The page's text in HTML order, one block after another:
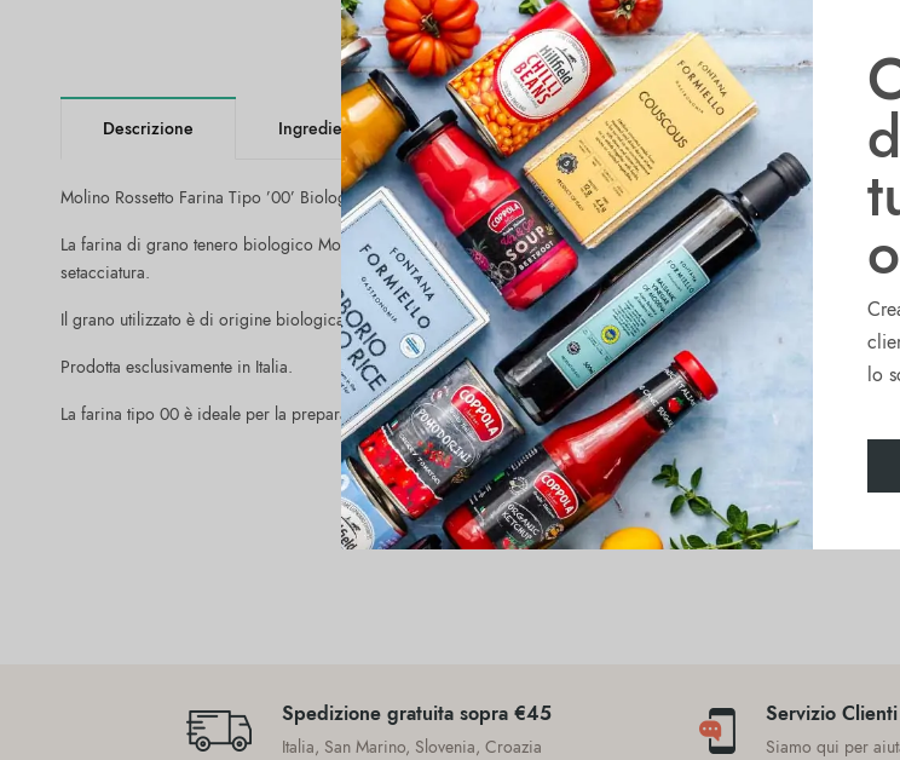
lo
Descrizione Ingredienti Valori Nutrizionali Informazioni aggiuntive
Molino Rossetto Farina Tipo ’00’ Biologica (1Kg).
La farina di grano tenero biologico Molino Rossetto è ottenuta dalla macinazione del grano tenero di qualità e dalla
setacciatura.
Il grano utilizzato è di origine biologica.
Prodotta esclusivamente in Italia.
La farina tipo 00 è ideale per la preparazione di biscotti, pasta frolla, torte da forno, pasta fresca e gnocchi fatti in
Spedizione gratuita sopra €45
Italia, San Marino, Slovenia, Croazia
Servizio Clienti
Siamo qui per